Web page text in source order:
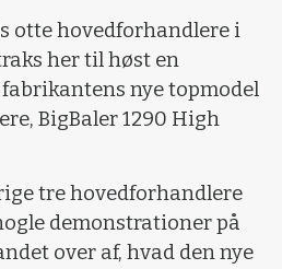
otte hovedforhandlere i
her til høst en
nye topmodel
BigBaler 1290 High
tre hovedforhandlere
demonstrationer på
over af, hvad den nye